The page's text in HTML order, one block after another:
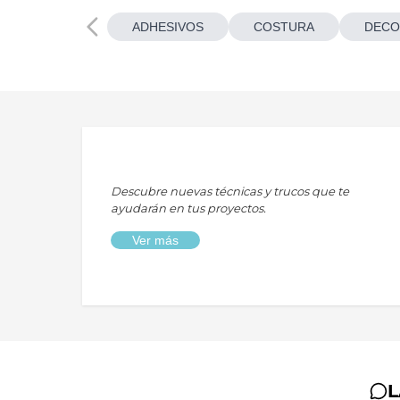
ADHESIVOS COSTURA
Descubre nuevas técnicas y trucos que te
ayudarán en tus proyectos.
Ver más